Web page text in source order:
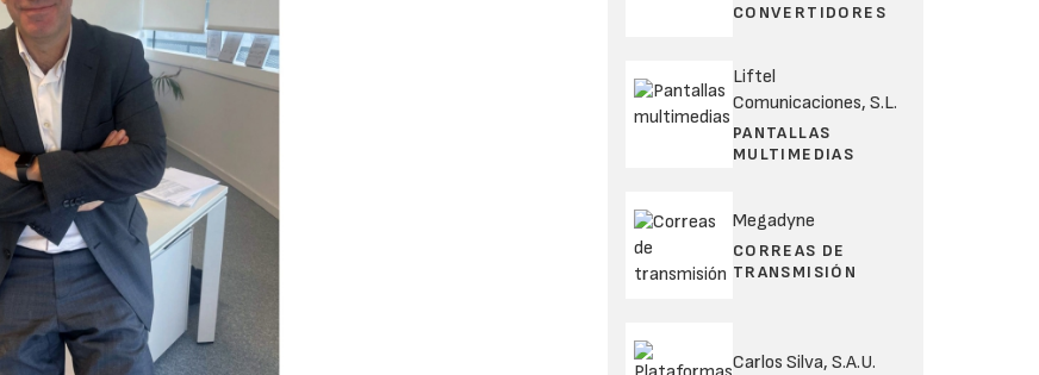
CONVERTIDORES
Liftel
Comunicaciones, S.L.
PANTALLAS
MULTIMEDIAS
Megadyne
CORREAS DE
TRANSMISIÓN
Carlos Silva, S.A.U.